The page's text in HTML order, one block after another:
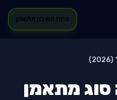
פתח חשבון מתאמן
סוג מתאמן